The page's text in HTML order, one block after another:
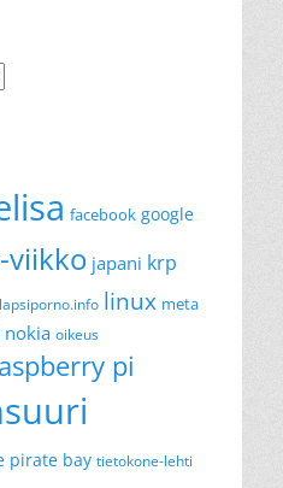
facebook google
viikko japani krp
lapsiporno.info linux meta
nokia oikeus
pi
pirate bay tietokone-lehti